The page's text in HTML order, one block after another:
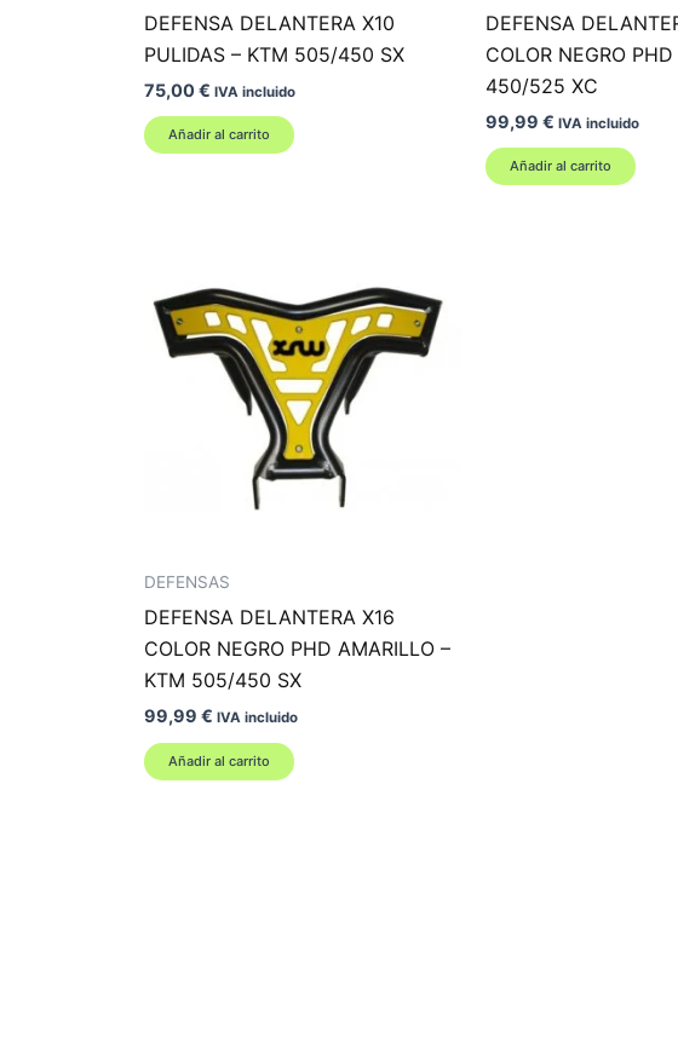
DEFENSA DELANTERA X10
PULIDAS – KTM 505/450 SX
75,00€ IVA incluido
Añadir al carrito
DEFENSA
COLOR NEGRO
450/525 XC
99,99 € IVA incluido
Añadir al carrito
DEFENSAS
DEFENSA DELANTERA X16
COLOR NEGRO PHD AMARILLO –
KTM 505/450 SX
99,99 € IVA incluido
Añadir al carrito